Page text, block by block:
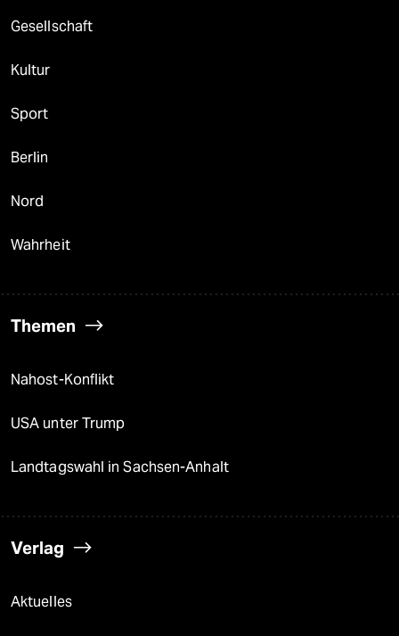
wahrheit
verlag
verlag
veranstaltungen
unterstützen
abo
genossenschaft
Gesellschaft
Kultur
Sport
Berlin
Nord
Wahrheit
Themen
Nahost-Konflikt
USA unter Trump
Landtagswahl in Sachsen-Anhalt
Verlag
Aktuelles